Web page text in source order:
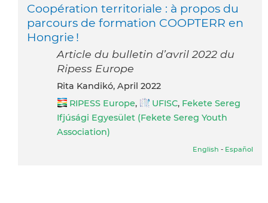
Coopération territoriale : à propos du
parcours de formation COOPTERR en
Hongrie !
Article du bulletin d’avril 2022 du
Ripess Europe
Rita Kandikó, April 2022
RIPESS Europe, UFISC, Fekete Sereg
Ifjúsági Egyesület (Fekete Sereg Youth
Association)
English - Español